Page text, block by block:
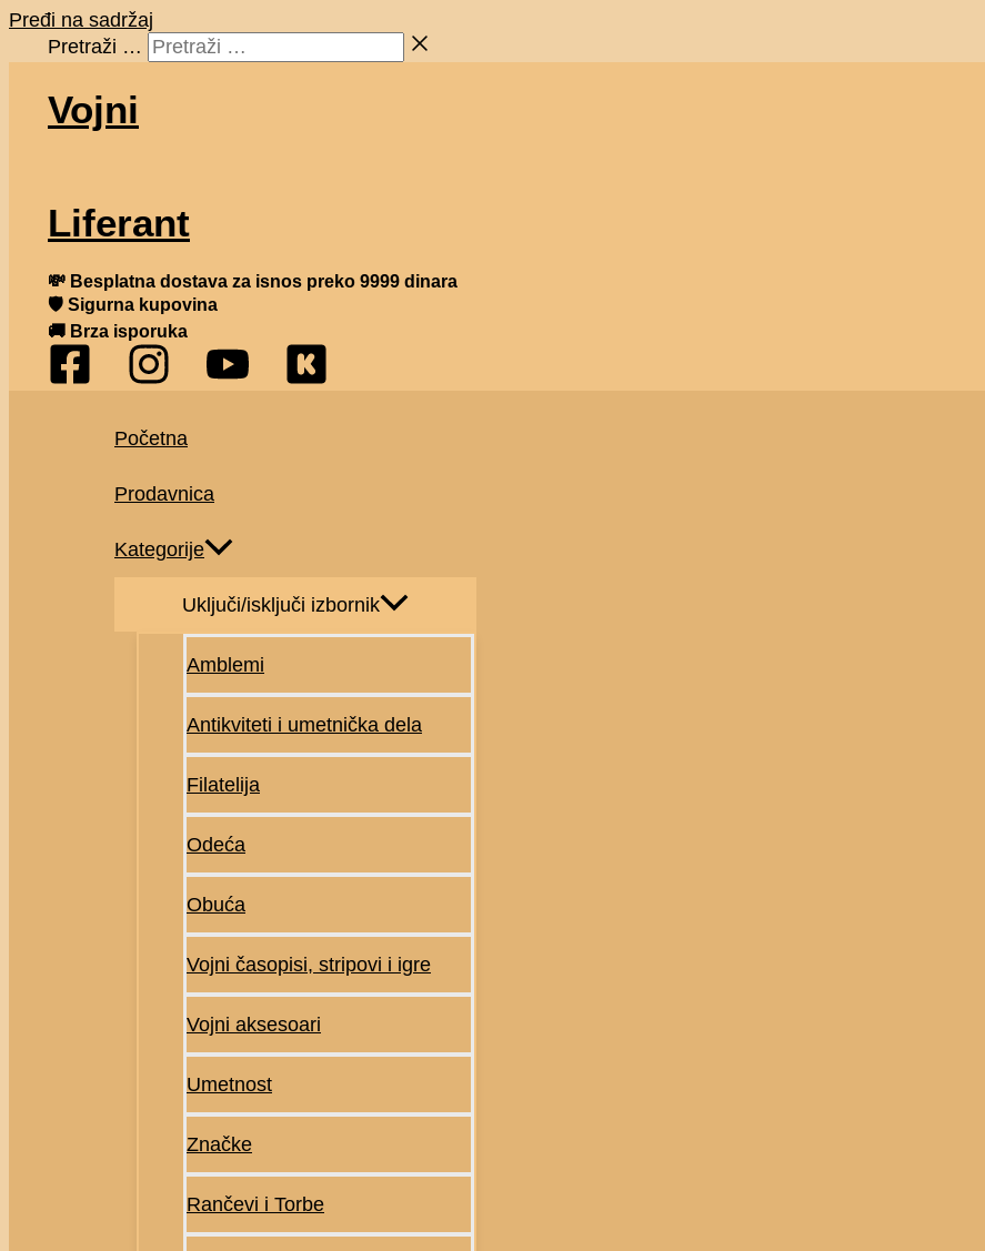
Pređi na sadržaj
Pretraži …
Vojni
Liferant
💸 Besplatna dostava za isnos preko 9999 dinara
🛡 Sigurna kupovina
🚚 Brza isporuka
Početna
Prodavnica
Kategorije
Uključi/isključi izbornik
Amblemi
Antikviteti i umetnička dela
Filatelija
Odeća
Obuća
Vojni časopisi, stripovi i igre
Vojni aksesoari
Umetnost
Značke
Rančevi i Torbe